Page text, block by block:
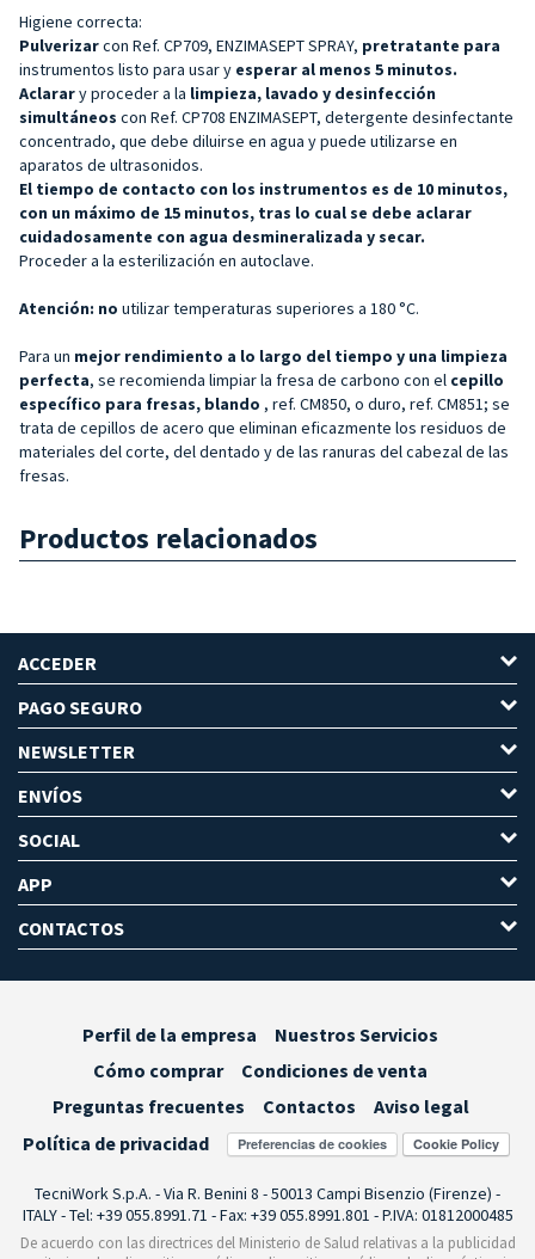
Higiene correcta:
Pulverizarcon Ref. CP709, ENZIMASEPT SPRAY, pretratante para
instrumentos listo para usar y esperar al menos 5 minutos.
Aclarary proceder a la limpieza, lavado y desinfección
simultáneos con Ref. CP708 ENZIMASEPT, detergente desinfectante
concentrado, que debe diluirse en agua y puede utilizarse en
aparatos de ultrasonidos.
El tiempo de contacto con los instrumentos es de 10 minutos,
con un máximo de 15 minutos, tras lo cual se debe aclarar
cuidadosamente con agua desmineralizada y secar.
Proceder a la esterilización en autoclave.
Atención: no utilizar temperaturas superiores a 180 °C.
Para un mejor rendimiento a lo largo del tiempo y una limpieza
perfecta, se recomienda limpiar la fresa de carbono con el cepillo
específico para fresas, blando , ref. CM850, o duro, ref. CM851; se
trata de cepillos de acero que eliminan eficazmente los residuos de
materiales del corte, del dentado y de las ranuras del cabezal de las
fresas.
Productos relacionados
ACCEDER
PAGO SEGURO
NEWSLETTER
ENVÍOS
SOCIAL
APP
CONTACTOS
Perfil de la empresa
Nuestros Servicios
Cómo comprar
Condiciones de venta
Preguntas frecuentes
Contactos
Aviso legal
Política de privacidad
Preferencias de cookies
TecniWork S.p.A. - Via R. Benini 8 - 50013 Campi Bisenzio (Firenze) -
ITALY - Tel: +39 055.8991.71 - Fax: +39 055.8991.801 - P.IVA: 01812000485
De acuerdo con las directrices del Ministerio de Salud relativas a la publicidad